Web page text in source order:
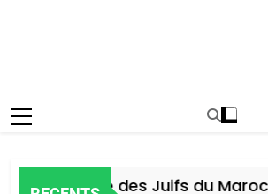
Histoire des Juifs du Maroc,